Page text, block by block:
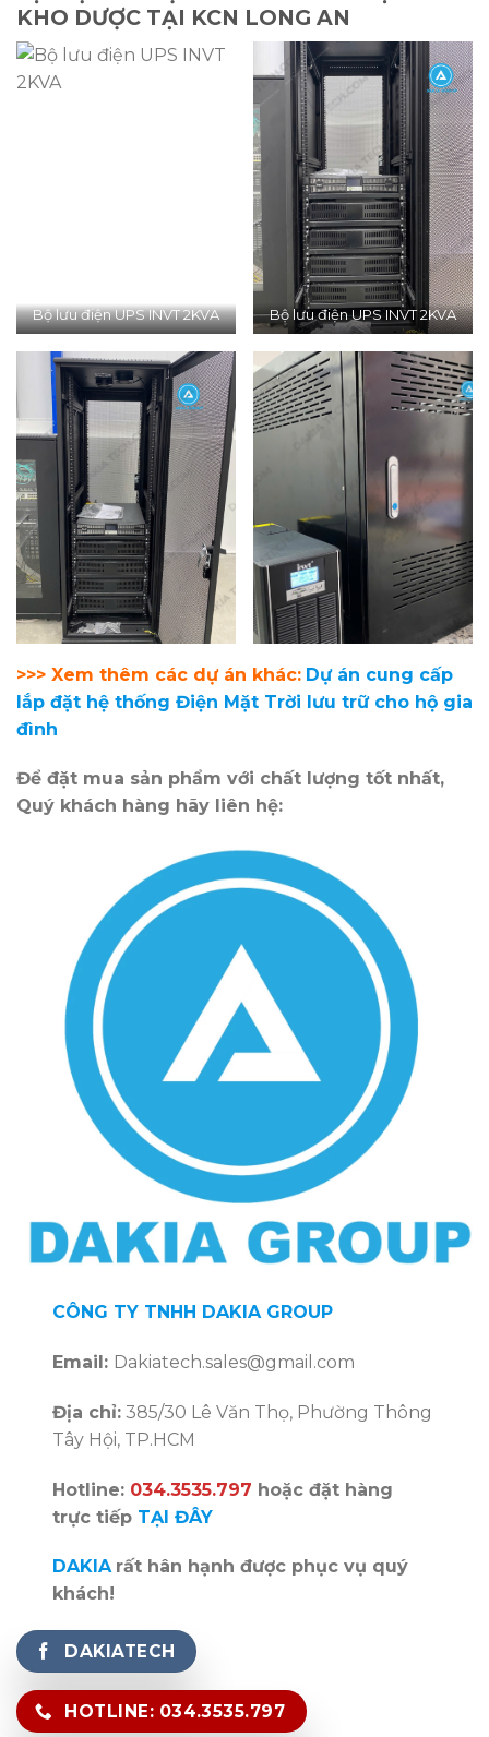
KHO DƯỢC TẠI KCN LONG AN
Bộ lưu điện UPS INVT 2KVA Bộ lưu điện UPS INVT 2KVA
>>> Xem thêm các dự án khác: Dự án cung cấp
lắp đặt hệ thống Điện Mặt Trời lưu trữ cho hộ gia
đình
Để đặt mua sản phẩm với chất lượng tốt nhất,
Quý khách hàng hãy liên hệ:
CÔNG TY TNHH DAKIA GROUP
Email: Dakiatech.sales@gmail.com
Địa chỉ: 385/30 Lê Văn Thọ, Phường Thông
Tây Hội, TP.HCM
Hotline: 034.3535.797 hoặc đặt hàng
trực tiếp TẠI ĐÂY
DAKIA rất hân hạnh được phục vụ quý
khách!
DAKIATECH
HOTLINE: 034.3535.797